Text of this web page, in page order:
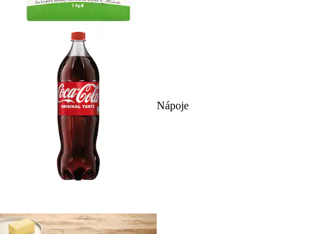
Nápoje